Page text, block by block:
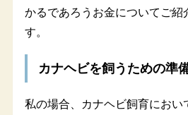
かるであろうお金についてご紹
す。
カナヘビを飼うための準
私の場合、カナヘビ飼育におい